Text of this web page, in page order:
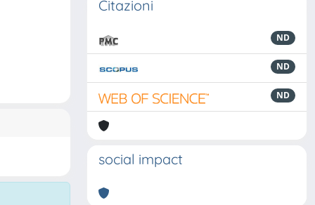
Citazioni
ND
ND
ND
social impact